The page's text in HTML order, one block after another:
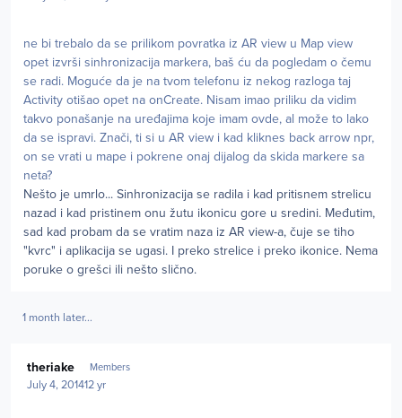
ne bi trebalo da se prilikom povratka iz AR view u Map view
opet izvrši sinhronizacija markera, baš ću da pogledam o čemu
se radi. Moguće da je na tvom telefonu iz nekog razloga taj
Activity otišao opet na onCreate. Nisam imao priliku da vidim
takvo ponašanje na uređajima koje imam ovde, al može to lako
da se ispravi. Znači, ti si u AR view i kad kliknes back arrow npr,
on se vrati u mape i pokrene onaj dijalog da skida markere sa
neta?
Nešto je umrlo... Sinhronizacija se radila i kad pritisnem strelicu
nazad i kad pristinem onu žutu ikonicu gore u sredini. Međutim,
sad kad probam da se vratim naza iz AR view-a, čuje se tiho
"kvrc" i aplikacija se ugasi. I preko strelice i preko ikonice. Nema
poruke o grešci ili nešto slično.
1 month later...
theriake Members
July 4, 201412 yr